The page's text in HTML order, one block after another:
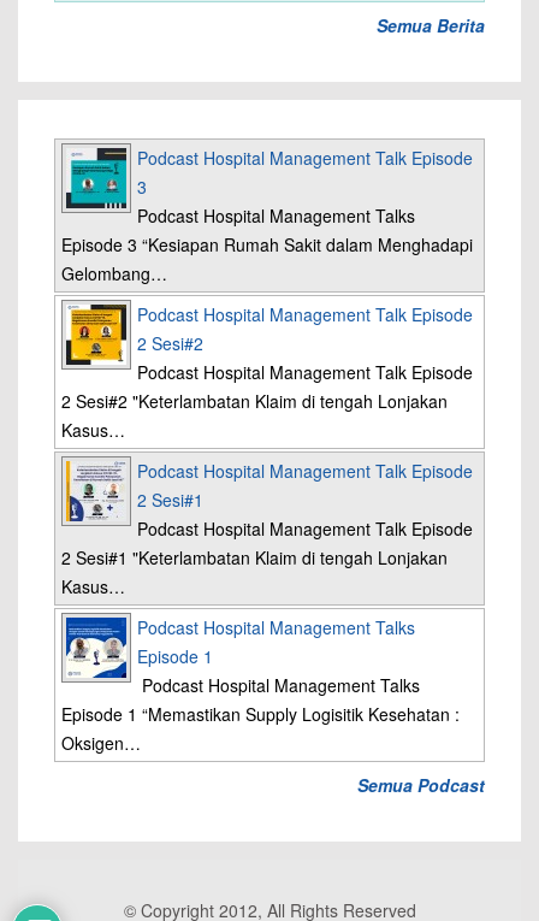
Semua Berita
Podcast Hospital Management Talk Episode
3
Podcast Hospital Management Talks
Episode 3 “Kesiapan Rumah Sakit dalam Menghadapi
Gelombang…
Podcast Hospital Management Talk Episode
2 Sesi#2
Podcast Hospital Management Talk Episode
2 Sesi#2 "Keterlambatan Klaim di tengah Lonjakan
Kasus…
Podcast Hospital Management Talk Episode
2 Sesi#1
Podcast Hospital Management Talk Episode
2 Sesi#1 "Keterlambatan Klaim di tengah Lonjakan
Kasus…
Podcast Hospital Management Talks
Episode 1
Podcast Hospital Management Talks
Episode 1 “Memastikan Supply Logisitik Kesehatan :
Oksigen…
Semua Podcast
© Copyright 2012, All Rights Reserved